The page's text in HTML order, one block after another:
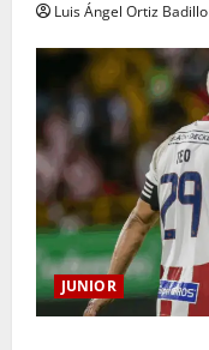
Luis Ángel Ortiz Badillo
JUNIOR